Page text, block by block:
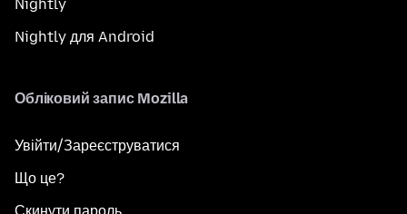
Nightly
Nightly для Android
Обліковий запис Mozilla
Увійти/Зареєструватися
Що це?